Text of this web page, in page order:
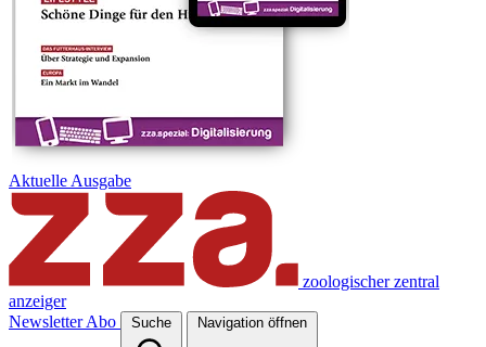
Aktuelle Ausgabe
zoologischer zentral
anzeiger
Newsletter Abo Suche Navigation öffnen